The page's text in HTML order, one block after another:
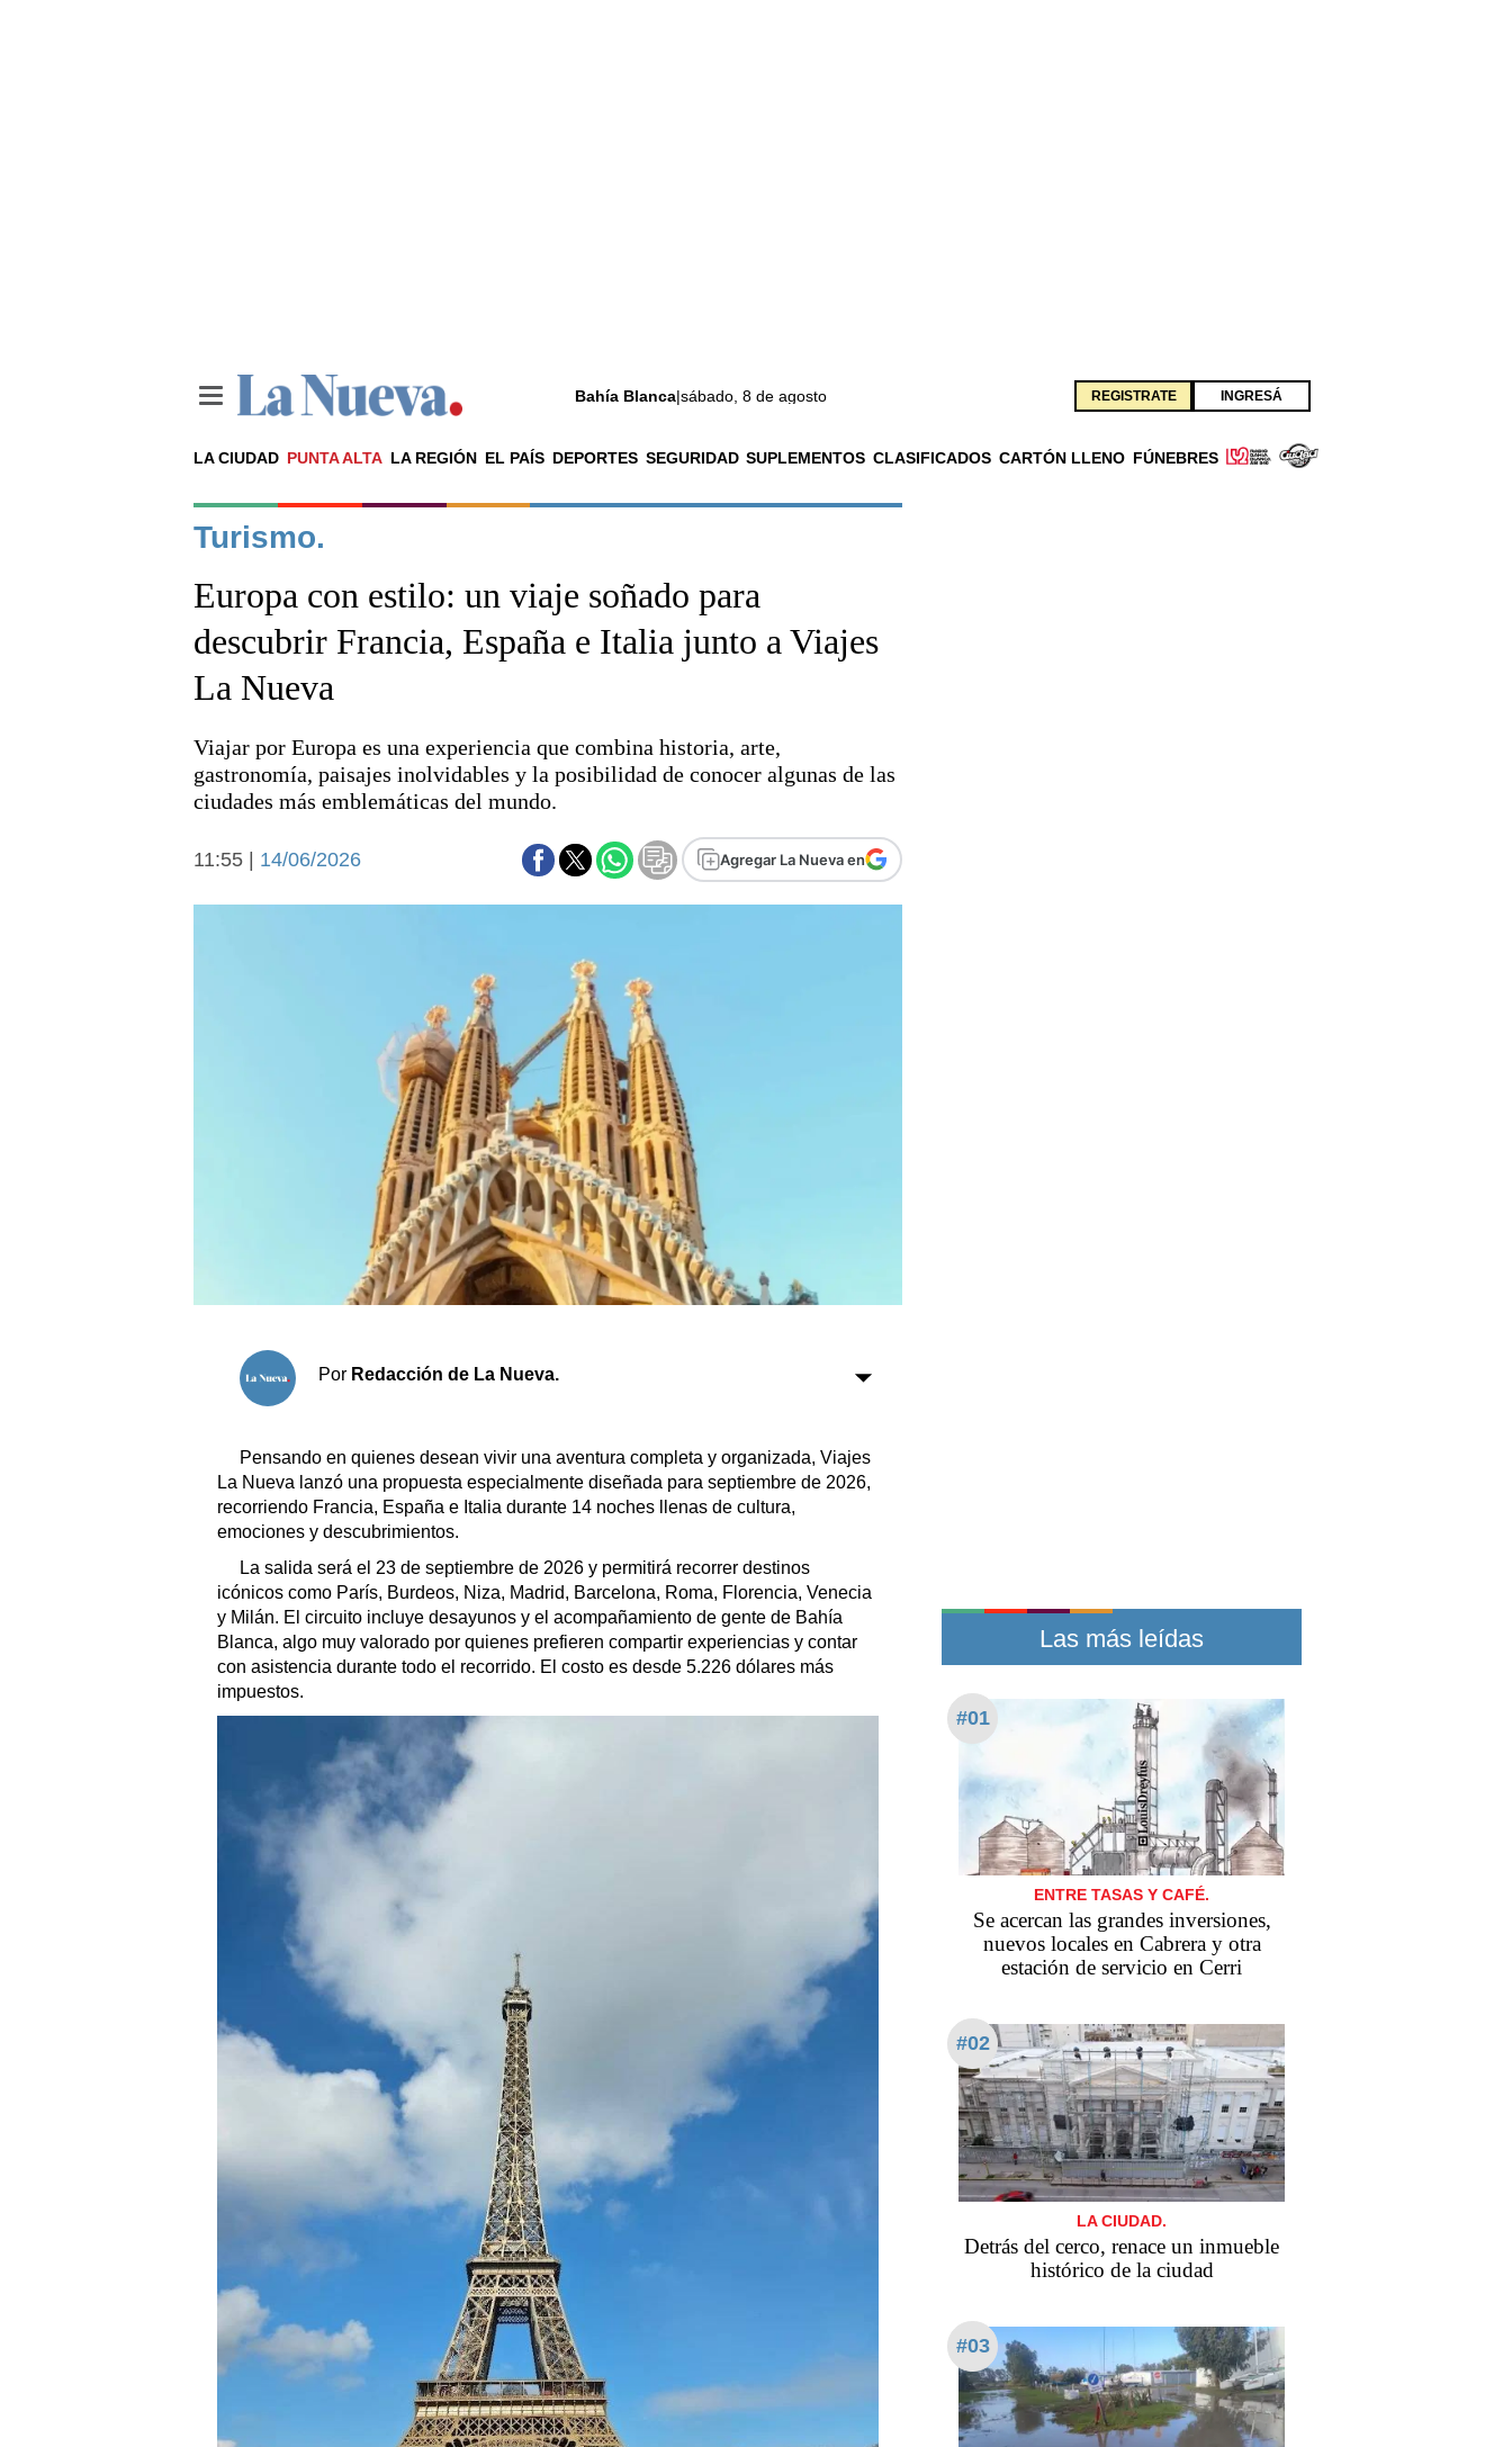
Bahía Blanca|sábado, 8 de agosto REGISTRATE INGRESÁ
LA CIUDAD PUNTA ALTA LA REGIÓN EL PAÍS DEPORTES SEGURIDAD SUPLEMENTOS CLASIFICADOS CARTÓN LLENO FÚNEBRES
Noticias
La ciudad
El país
Seguridad
Liga del Sur
Básquetbol
Fútbol
Arte y cultura
Aplausos
Con el campo
Espacio empresas
Sociedad
Tecnología
Turismo
Salud
Es viral
Suplementos
Servicios
Transportes
Fúnebres
Edictos
Turismo.
Europa con estilo: un viaje soñado para
descubrir Francia, España e Italia junto a Viajes
La Nueva
Viajar por Europa es una experiencia que combina historia, arte,
gastronomía, paisajes inolvidables y la posibilidad de conocer algunas de las
ciudades más emblemáticas del mundo.
Agregar La Nueva en
11:55 | 14/06/2026
Por Redacción de La Nueva.
Pensando en quienes desean vivir una aventura completa y organizada, Viajes
La Nueva lanzó una propuesta especialmente diseñada para septiembre de 2026,
recorriendo Francia, España e Italia durante 14 noches llenas de cultura,
emociones y descubrimientos.
La salida será el 23 de septiembre de 2026 y permitirá recorrer destinos
icónicos como París, Burdeos, Niza, Madrid, Barcelona, Roma, Florencia, Venecia
y Milán. El circuito incluye desayunos y el acompañamiento de gente de Bahía
Blanca, algo muy valorado por quienes prefieren compartir experiencias y contar
con asistencia durante todo el recorrido. El costo es desde 5.226 dólares más
impuestos.
Las más leídas
#01
ENTRE TASAS Y CAFÉ.
Se acercan las grandes inversiones,
nuevos locales en Cabrera y otra
estación de servicio en Cerri
#02
LA CIUDAD.
Detrás del cerco, renace un inmueble
histórico de la ciudad
#03